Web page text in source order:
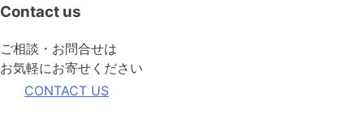
Contact us
ご相談・お問合せは
お気軽にお寄せください
CONTACT US